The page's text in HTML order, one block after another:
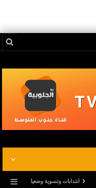
انتدابات وتسوية وضعيات.. وترفيع في أجور